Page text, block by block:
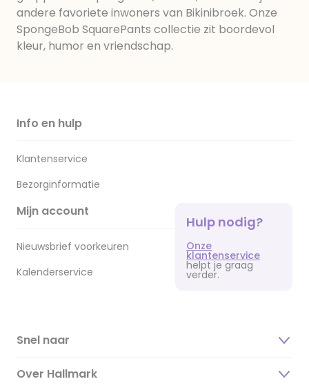
andere favoriete inwoners van Bikinibroek. Onze
SpongeBob SquarePants collectie zit boordevol
kleur, humor en vriendschap.
Info en hulp
Klantenservice
Bezorginformatie
Mijn account
Nieuwsbrief voorkeuren
Kalenderservice
Hulp nodig?
Onze
klantenservice
helpt je graag
verder.
Snel naar
Over Hallmark